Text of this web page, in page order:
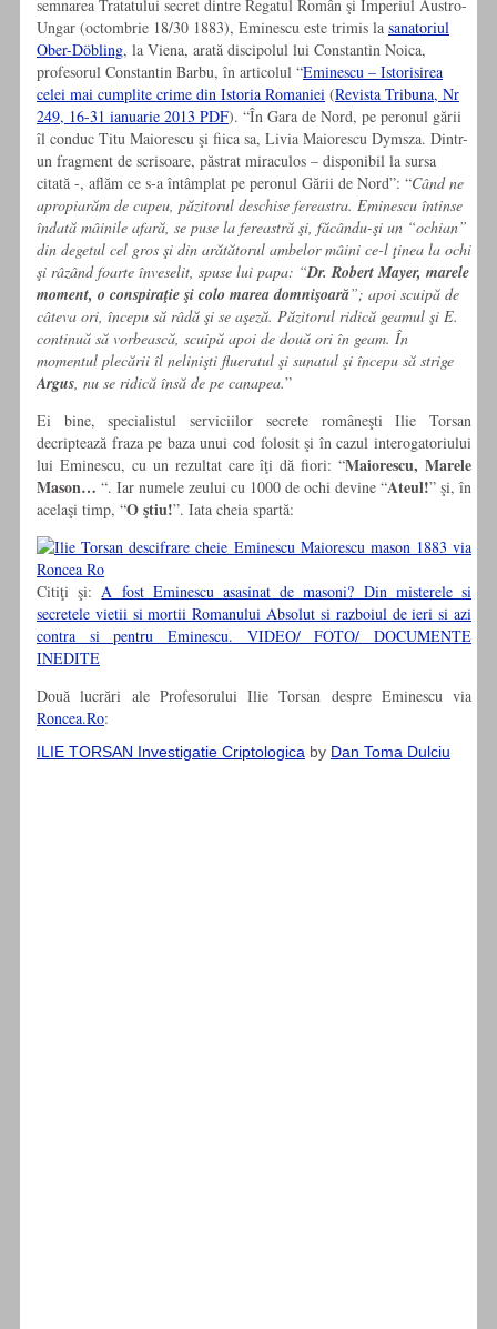
semnarea Tratatului secret dintre Regatul Român şi Imperiul Austro-
Ungar (octombrie 18/30 1883), Eminescu este trimis la sanatoriul
Ober-Döbling, la Viena, arată discipolul lui Constantin Noica,
profesorul Constantin Barbu, în articolul “Eminescu – Istorisirea
celei mai cumplite crime din Istoria Romaniei (Revista Tribuna, Nr
249, 16-31 ianuarie 2013 PDF). “În Gara de Nord, pe peronul gării
îl conduc Titu Maiorescu şi fiica sa, Livia Maiorescu Dymsza. Dintr-
un fragment de scrisoare, păstrat miraculos – disponibil la sursa
citată -, aflăm ce s-a întâmplat pe peronul Gării de Nord”: “Când ne
apropiarăm de cupeu, păzitorul deschise fereastra. Eminescu întinse
îndată mâinile afară, se puse la fereastră şi, făcându-şi un “ochian”
din degetul cel gros şi din arătătorul ambelor mâini ce-l ţinea la ochi
şi râzând foarte înveselit, spuse lui papa: “Dr. Robert Mayer, marele
moment, o conspiraţie şi colo marea domnişoară”; apoi scuipă de
câteva ori, începu să râdă şi se aşeză. Păzitorul ridică geamul şi E.
continuă să vorbească, scuipă apoi de două ori în geam. În
momentul plecării îl nelinişti flueratul şi sunatul şi începu să strige
Argus, nu se ridică însă de pe canapea.”
Ei bine, specialistul serviciilor secrete româneşti Ilie Torsan
decriptează fraza pe baza unui cod folosit şi în cazul interogatoriului
lui Eminescu, cu un rezultat care îţi dă fiori: “Maiorescu, Marele
Mason… “. Iar numele zeului cu 1000 de ochi devine “Ateul!” şi, în
acelaşi timp, “O ştiu!”. Iata cheia spartă:
Citiţi şi:A fost Eminescu asasinat de masoni? Din misterele si
secretele vietii si mortii Romanului Absolut si razboiul de ieri si azi
contra si pentru Eminescu. VIDEO/ FOTO/ DOCUMENTE
INEDITE
Două lucrări ale Profesorului Ilie Torsan despre Eminescu via
Roncea.Ro:
ILIE TORSAN Investigatie Criptologica by Dan Toma Dulciu